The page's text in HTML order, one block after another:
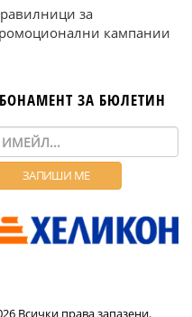
за
кампании
ЗА БЮЛЕТИН
Всички права запазени.